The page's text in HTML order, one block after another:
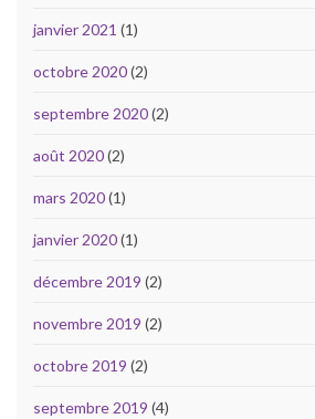
janvier 2021 (1)
octobre 2020(2)
septembre 2020(2)
août 2020(2)
mars 2020(1)
janvier 2020(1)
décembre 2019 (2)
novembre 2019 (2)
octobre 2019 (2)
septembre 2019 (4)